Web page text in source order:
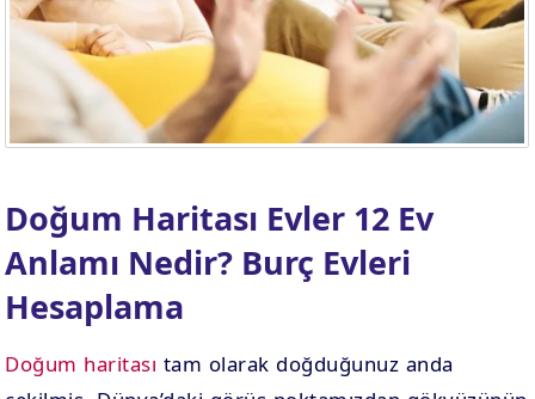
EV
10. EV
Doğum Haritası Evler 12 Ev
Anlamı Nedir? Burç Evleri
Hesaplama
Doğum haritası tam olarak doğduğunuz anda